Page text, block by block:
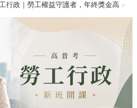
行政｜勞工權益守護者，年終獎金高 »